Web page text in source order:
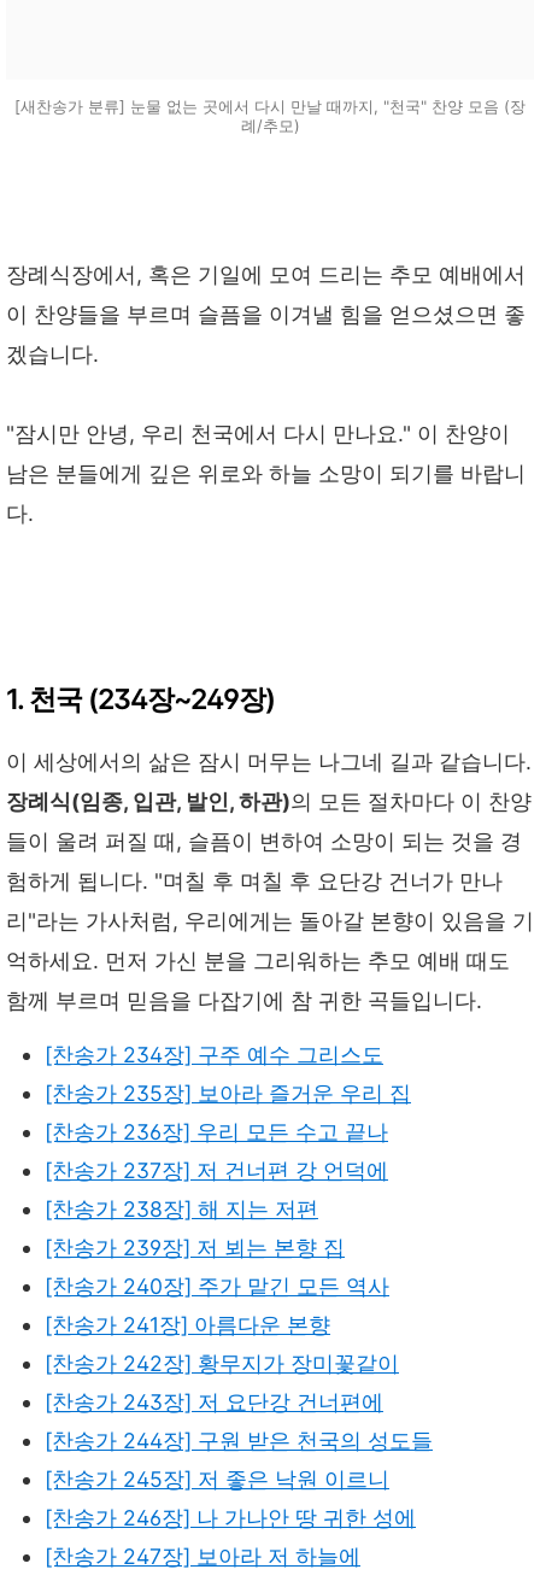
[새찬송가 분류] 눈물 없는 곳에서 다시 만날 때까지, "천국" 찬양 모음 (장
례/추모)
장례식장에서, 혹은 기일에 모여 드리는 추모 예배에서
이 찬양들을 부르며 슬픔을 이겨낼 힘을 얻으셨으면 좋
겠습니다.
"잠시만 안녕, 우리 천국에서 다시 만나요." 이 찬양이
남은 분들에게 깊은 위로와 하늘 소망이 되기를 바랍니
다.
1. 천국 (234장~249장)
이 세상에서의 삶은 잠시 머무는 나그네 길과 같습니다.
장례식(임종, 입관, 발인, 하관)의 모든 절차마다 이 찬양
들이 울려 퍼질 때, 슬픔이 변하여 소망이 되는 것을 경
험하게 됩니다. "며칠 후 며칠 후 요단강 건너가 만나
리"라는 가사처럼, 우리에게는 돌아갈 본향이 있음을 기
억하세요. 먼저 가신 분을 그리워하는 추모 예배 때도
함께 부르며 믿음을 다잡기에 참 귀한 곡들입니다.
[찬송가 234장] 구주 예수 그리스도
[찬송가 235장] 보아라 즐거운 우리 집
[찬송가 236장] 우리 모든 수고 끝나
[찬송가 237장] 저 건너편 강 언덕에
[찬송가 238장] 해 지는 저편
[찬송가 239장] 저 뵈는 본향 집
[찬송가 240장] 주가 맡긴 모든 역사
[찬송가 241장] 아름다운 본향
[찬송가 242장] 황무지가 장미꽃같이
[찬송가 243장] 저 요단강 건너편에
[찬송가 244장] 구원 받은 천국의 성도들
[찬송가 245장] 저 좋은 낙원 이르니
[찬송가 246장] 나 가나안 땅 귀한 성에
[찬송가 247장] 보아라 저 하늘에